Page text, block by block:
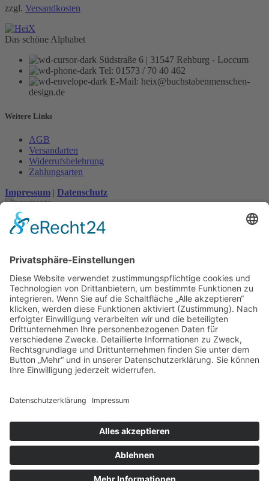
zzgl. Versandkosten
Das schöne Alphabet
Südstraße 6 | 31547 Rehburg - Loccum
Tel: 01573 / 70 40 462
E-Mail: heix@buchstabenmenschen-
design.de
Weitere Links
AGB
Versandarten
Widerrufsbelehrung
Zahlungsarten
Impressum | Datenschutz
Home
Shop
ABC Geschirrhandtuch
ABC Plakat
Individuelles Namensschild
Individuelles (Haus-) Nummernschild
Memo Spiel
Porzellanbecher
Steinzeugbecher
Sticker
Türschilder
Der Prozess
Beispiele
Kontakt
Schließen
Alle angegebenen Preise sind Endpreise, keine Mwst. enthalten.